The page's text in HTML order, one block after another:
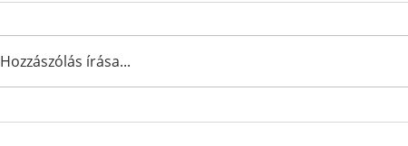
Hozzászólás írása...